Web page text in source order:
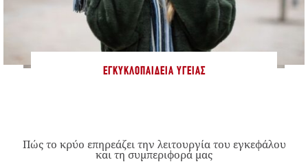
ΕΓΚΥΚΛΟΠΑΊΔΕΙΑ ΥΓΕΊΑΣ
Πώς το κρύο επηρεάζει την λειτουργία του εγκεφάλου
και τη συμπεριφορά μας